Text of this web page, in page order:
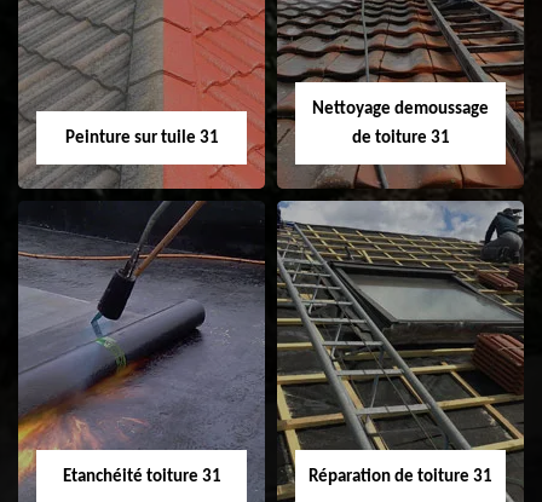
ravalement de
façade 31
Peinture sur tuile 31
Peinture sur tuile
31
Nettoyage demoussage
de toiture 31
Nettoyage
demoussage de
toiture 31
Etanchéité toiture 31 Réparation de toiture 31